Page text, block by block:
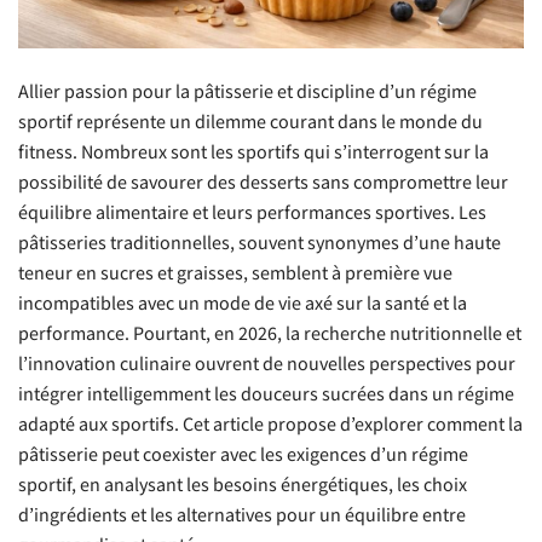
Allier passion pour la pâtisserie et discipline d’un régime
sportif représente un dilemme courant dans le monde du
fitness. Nombreux sont les sportifs qui s’interrogent sur la
possibilité de savourer des desserts sans compromettre leur
équilibre alimentaire et leurs performances sportives. Les
pâtisseries traditionnelles, souvent synonymes d’une haute
teneur en sucres et graisses, semblent à première vue
incompatibles avec un mode de vie axé sur la santé et la
performance. Pourtant, en 2026, la recherche nutritionnelle et
l’innovation culinaire ouvrent de nouvelles perspectives pour
intégrer intelligemment les douceurs sucrées dans un régime
adapté aux sportifs. Cet article propose d’explorer comment la
pâtisserie peut coexister avec les exigences d’un régime
sportif, en analysant les besoins énergétiques, les choix
d’ingrédients et les alternatives pour un équilibre entre